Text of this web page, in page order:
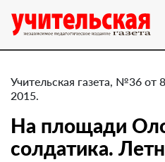
Учительская газета, №36 от
2015.
На площади
солдатика.